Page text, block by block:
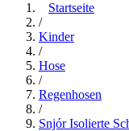
Startseite
/
Kinder
/
Hose
/
Regenhosen
/
Snjór Isolierte